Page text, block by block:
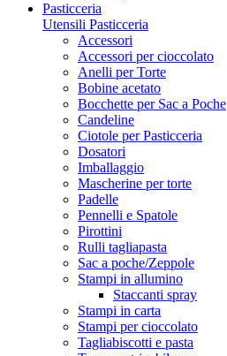
Pasticceria
Utensili Pasticceria
Accessori
Accessori per cioccolato
Anelli per Torte
Bobine acetato
Bocchette per Sac a Poche
Candeline
Ciotole per Pasticceria
Dosatori
Imballaggio
Mascherine per torte
Padelle
Pennelli e Spatole
Pirottini
Rulli tagliapasta
Sac a poche/Zeppole
Stampi in allumino
Staccanti spray
Stampi in carta
Stampi per cioccolato
Tagliabiscotti e pasta